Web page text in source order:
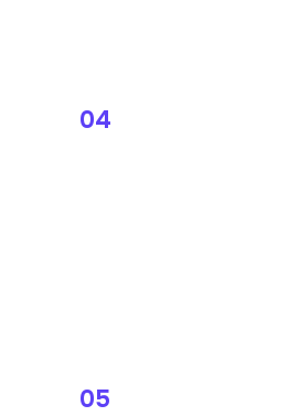
04
05